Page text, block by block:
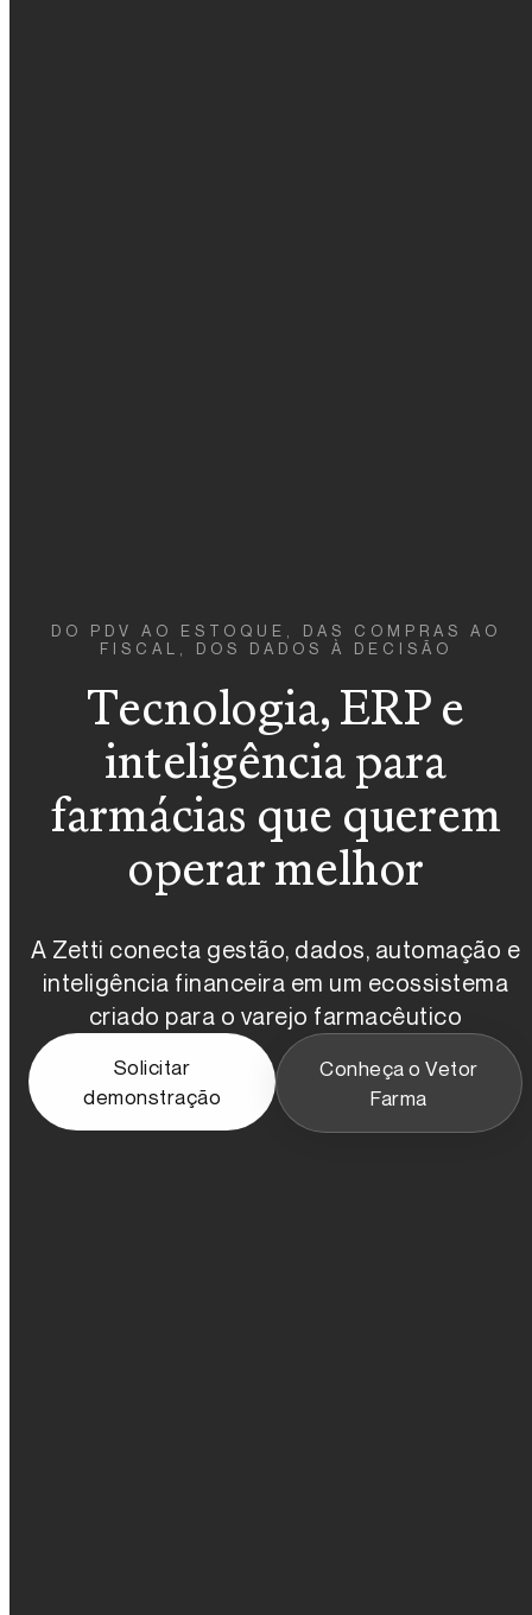
DO PDV AO ESTOQUE, DAS COMPRAS AO
FISCAL, DOS DADOS À DECISÃO
Tecnologia, ERP e
inteligência para
farmácias que querem
operar melhor
A Zetti conecta gestão, dados, automação e
inteligência financeira em um ecossistema
criado para o varejo farmacêutico
Solicitar
demonstração
Conheça o Vetor
Farma